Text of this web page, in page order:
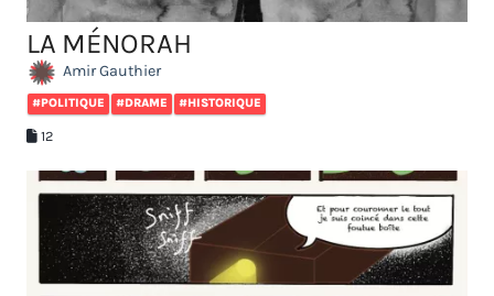
LA MÉNORAH
Amir Gauthier
#POLITIQUE #DRAME #HISTORIQUE
12